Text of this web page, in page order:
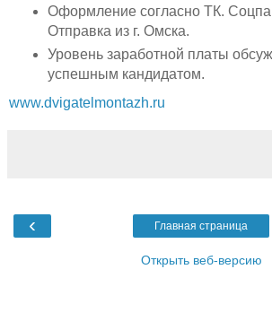
Оформление согласно ТК.
Отправка из г. Омска.
Уровень заработной платы
успешным кандидатом.
www.dvigatelmontazh.ru
‹ Главная страница
Открыть веб-версию